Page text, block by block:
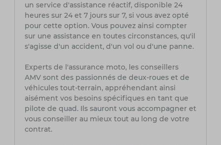
un service d'assistance réactif, disponible 24
heures sur 24 et 7 jours sur 7, si vous avez opté
pour cette option. Vous pouvez ainsi compter
sur une assistance en toutes circonstances, qu'il
s'agisse d'un accident, d'un vol ou d'une panne.
Experts de l'assurance moto, les conseillers
AMV sont des passionnés de deux-roues et de
véhicules tout-terrain, appréhendant ainsi
aisément vos besoins spécifiques en tant que
pilote de quad. Ils sauront vous accompagner et
vous conseiller au mieux tout au long de votre
contrat.